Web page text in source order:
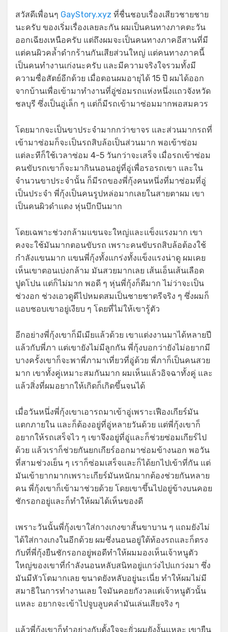
สวัสดีเพื่อนๆ GayStory.xyz ที่ชื่นชอบเรื่องเสียวชายชาย
นะครับ ของเริ่มเรื่องเลยละกัน ผมเป็นคนทางภาคตะวัน
ออกเฉียงเหนือครับ แต่ถึงผมจะเป็นคนทางภาคอีสานที่มี
แต่คนผิวคล้ำดำกร้านกันเสียส่วนใหญ่ แต่คนทางภาคนี้
เป็นคนทำงานเก่งนะครับ และมีความจริงใจรวมทั้งมี
ความซื่อสัตย์อีกด้วย เมื่อตอนผมอายุได้ 15 ปี ผมได้ออก
จากบ้านเพื่อเข้ามาทำงานที่อู่ซ่อมรถแห่งหนึ่งแถวจังหวัด
ชลบุรี ซึ่งเป็นอู่เล็ก ๆ แต่ก็มีรถเข้ามาซ่อมมากพอสมควร
โดยมากจะเป็นขาประจำมากกว่าขาจร และส่วนมากรถที่
เข้ามาซ่อมก็จะเป็นรถสิบล้อเป็นส่วนมาก พอเข้าซ่อม
แต่ละทีก็ใช้เวลาซ่อม 4-5 วันกว่าจะเสร็จ เมื่อรถเข้าซ่อม
คนขับรถเขาก็จะมากินนอนอยู่ที่อู่เพื่อรอรถเขา และใน
จำนวนขาประจำนั้น ก็มีรถของพี่กุ้งคนหนึ่งที่มาซ่อมที่อู่
เป็นประจำ พี่กุ้งเป็นคนรูปหล่อมากเลยในสายตาผม เขา
เป็นคนผิวดำแดง หุ่นบึกบึนมาก
โดยเฉพาะช่วงกล้ามแขนจะใหญ่และแข็งแรงมาก เขา
คงจะใช้มันมากตอนขับรถ เพราะคนขับรถสิบล้อต้องใช้
กำลังแขนมาก แขนพี่กุ้งทั้งแกร่งทั้งแข็งแรงน่าดู ผมเคย
เห็นเขาตอนเบ่งกล้าม มันสวยมากเลย เส้นเอ็นเส้นเลือด
ปูดโปน แต่ก็ไม่มาก พอดี ๆ หุ่นพี่กุ้งก็ดีมาก ไม่ว่าจะเป็น
ช่วงอก ช่วงเอวดูดีไปหมดสมเป็นชายชาตรีจริง ๆ ซึ่งผมก็
แอบชอบเขาอยู่เงียบ ๆ โดยที่ไม่ให้เขารู้ตัว
อีกอย่างพี่กุ้งเขาก็มีเมียแล้วด้วย เขาแต่งงานมาได้หลายปี
แล้วกับพี่ภา แต่เขายังไม่มีลูกกัน พี่กุ้งบอกว่ายังไม่อยากมี
บางครั้งเขาก็จะพาพี่ภามาเที่ยวที่อู่ด้วย พี่ภาก็เป็นคนสวย
มาก เขาทั้งคู่เหมาะสมกันมาก ผมเห็นแล้วอิจฉาทั้งคู่ และ
แล้วสิ่งที่ผมอยากให้เกิดก็เกิดขึ้นจนได้
เมื่อวันหนึ่งพี่กุ้งเขาเอารถมาเข้าอู่เพราะเฟืองเกียร์มัน
แตกภายใน และก็ต้องอยู่ที่อู่หลายวันด้วย แต่พี่กุ้งเขาก็
อยากให้รถเสร็จไว ๆ เขาจึงอยู่ที่อู่และก็ช่วยซ่อมเกียร์ไป
ด้วย แล้วเราก็ช่วยกันยกเกียร์ออกมาซ่อมข้างนอก พอวัน
ที่สามช่วงเย็น ๆ เราก็ซ่อมเสร็จและก็ได้ยกไปเข้าที่กัน แต่
มันเข้ายากมากเพราะเกียร์มันหนักมากต้องช่วยกันหลาย
คน พี่กุ้งเขาก็เข้ามาช่วยด้วย โดยเขาขึ้นไปอยู่ข้างบนคอย
ชักรอกอยู่และก็ทำให้ผมได้เห็นของดี
เพราะวันนั้นพี่กุ้งเขาใส่กางเกงขาสั้นขาบาน ๆ แถมยังไม่
ได้ใส่กางเกงในอีกด้วย ผมซึ่งนอนอยู่ใต้ท้องรถและก็ตรง
กับที่พี่กุ้งยืนชักรอกอยู่พอดีทำให้ผมมองเห็นเจ้าหนูตัว
ใหญ่ของเขาที่กำลังนอนหลับสนิทอยู่แกว่งไปแกว่งมา ซึ่ง
มันมีหัวโตมากเลย ขนาดยังหลับอยู่นะเนี่ย ทำให้ผมไม่มี
สมาธิในการทำงานเลย ใจมันคอยกังวลแต่เจ้าหนูตัวนั้น
แหละ อยากจะเข้าไปจูบลูบคลำมันเล่นเสียจริง ๆ
แล้วพี่กุ้งเขาก็ทำอย่างกับตั้งใจจะยั่วผมยังงั้นแหละ เขายืน